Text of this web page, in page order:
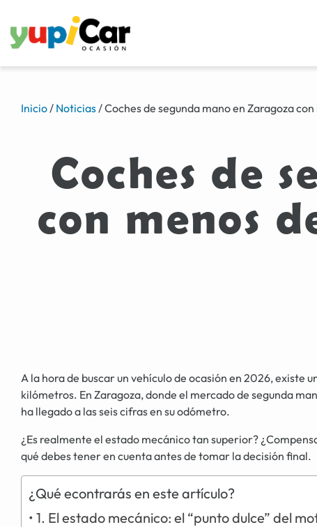
Inicio/ Noticias/Coches de segunda mano en Zaragoza
Coches de
con menos
A la hora de buscar un vehículo de ocasión en 2026, existe
kilómetros. En Zaragoza, donde el mercado de segunda
ha llegado a las seis cifras en su odómetro.
¿Es realmente el estado mecánico tan superior?
qué debes tener en cuenta antes de tomar la decisión final.
¿Qué econtrarás en este artículo?
1. El estado mecánico: el “punto dulce” del